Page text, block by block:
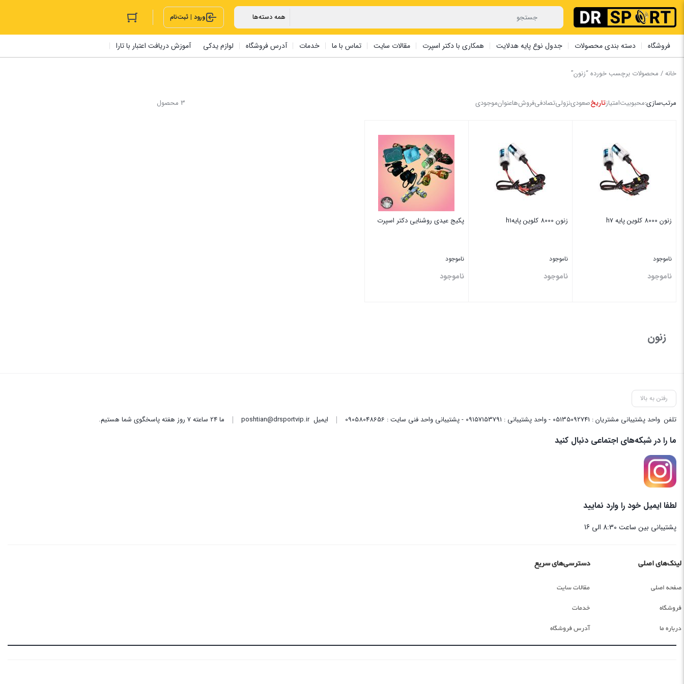
ورود | ثبت‌نام
فروشگاه دسته بندی محصولات جدول نوع پایه هدلایت همکاری با دکتر اسپرت مقالات سایت تماس با ما خدمات آدرس فروشگاه لوازم یدکی آموزش دریافت اعتبار با تارا
خانه/ محصولات برچسب خورده “زنون”
3 محصول مرتب‌سازی:محبوبیتامتیازتاریخصعودینزولیتصادفیفروش‌هاعنوانموجودی
زنون 8000 کلوین پایه h7
ناموجود
ناموجود
زنون 8000 کلوین پایهh1
ناموجود
ناموجود
پکیج عیدی روشنایی دکتر اسپرت
ناموجود
ناموجود
زنون
رفتن به بالا
تلفن واحد پشتیبانی مشتریان : 05135092741 - واحد پشتیبانی : 09157153791 - پشتیبانی واحد فنی سایت : 09058048656 ایمیلposhtian@drsportvip.ir ما 24 ساعته 7 روز هفته پاسخگوی شما هستیم.
ما را در شبکه‌های اجتماعی دنبال کنید
لطفا ایمیل خود را وارد نمایید
پشتیبانی بین ساعت 8:30 الی 16
لینک‌های اصلی
صفحه اصلی
فروشگاه
درباره ما
دسترسی‌های سریع
مقالات سایت
خدمات
آدرس فروشگاه